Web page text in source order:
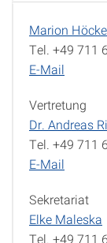
Leitung
Marion Höcke
Tel. +49 711
E-Mail
Vertretung
Dr. Andreas
Tel. +49 711
E-Mail
Sekretariat
Elke Maleska
Tel. +49 711